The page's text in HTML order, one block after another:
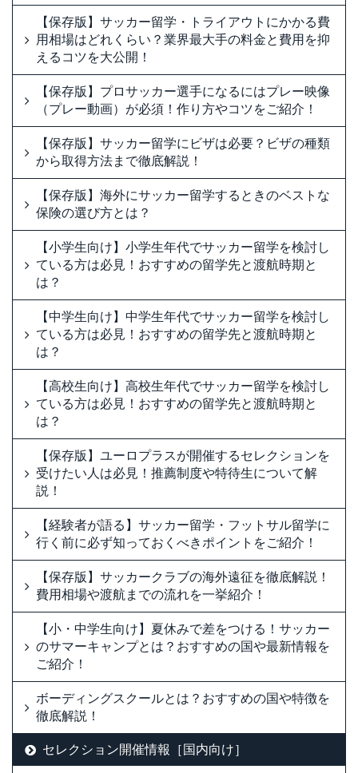
【保存版】サッカー留学・トライアウトにかかる費
用相場はどれくらい？業界最大手の料金と費用を抑
えるコツを大公開！
【保存版】プロサッカー選手になるにはプレー映像
（プレー動画）が必須！作り方やコツをご紹介！
【保存版】サッカー留学にビザは必要？ビザの種類
から取得方法まで徹底解説！
【保存版】海外にサッカー留学するときのベストな
保険の選び方とは？
【小学生向け】小学生年代でサッカー留学を検討し
ている方は必見！おすすめの留学先と渡航時期と
は？
【中学生向け】中学生年代でサッカー留学を検討し
ている方は必見！おすすめの留学先と渡航時期と
は？
【高校生向け】高校生年代でサッカー留学を検討し
ている方は必見！おすすめの留学先と渡航時期と
は？
【保存版】ユーロプラスが開催するセレクションを
受けたい人は必見！推薦制度や特待生について解
説！
【経験者が語る】サッカー留学・フットサル留学に
行く前に必ず知っておくべきポイントをご紹介！
【保存版】サッカークラブの海外遠征を徹底解説！
費用相場や渡航までの流れを一挙紹介！
【小・中学生向け】夏休みで差をつける！サッカー
のサマーキャンプとは？おすすめの国や最新情報を
ご紹介！
ボーディングスクールとは？おすすめの国や特徴を
徹底解説！
セレクション開催情報［国内向け］